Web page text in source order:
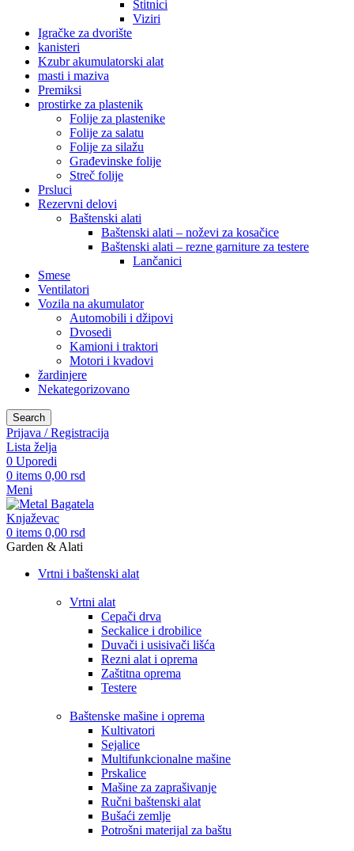
Štitnici
Viziri
Igračke za dvorište
kanisteri
Kzubr akumulatorski alat
masti i maziva
Premiksi
prostirke za plastenik
Folije za plastenike
Folije za salatu
Folije za silažu
Građevinske folije
Streč folije
Prsluci
Rezervni delovi
Baštenski alati
Baštenski alati – noževi za kosačice
Baštenski alati – rezne garniture za testere
Lančanici
Smese
Ventilatori
Vozila na akumulator
Automobili i džipovi
Dvosedi
Kamioni i traktori
Motori i kvadovi
žardinjere
Nekategorizovano
Search
Prijava / Registracija
Lista želja
0 Uporedi
0 items 0,00 rsd
Meni
0 items 0,00 rsd
Garden & Alati
Vrtni i baštenski alat
Vrtni alat
Cepači drva
Seckalice i drobilice
Duvači i usisivači lišća
Rezni alat i oprema
Zaštitna oprema
Testere
Baštenske mašine i oprema
Kultivatori
Sejalice
Multifunkcionalne mašine
Prskalice
Mašine za zaprašivanje
Ručni baštenski alat
Bušaći zemlje
Potrošni materijal za baštu